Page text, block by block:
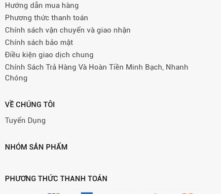
Hướng dẫn mua hàng
Phương thức thanh toán
Chính sách vận chuyển và giao nhận
Chính sách bảo mật
Điều kiện giao dịch chung
Chính Sách Trả Hàng Và Hoàn Tiền Minh Bạch, Nhanh
Chóng
VỀ CHÚNG TÔI
Tuyển Dụng
NHÓM SẢN PHẨM
PHƯƠNG THỨC THANH TOÁN